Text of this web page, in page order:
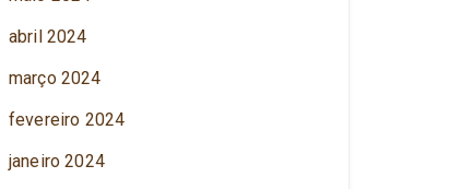
abril 2024
março 2024
fevereiro 2024
janeiro 2024